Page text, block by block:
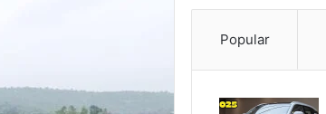
Popular